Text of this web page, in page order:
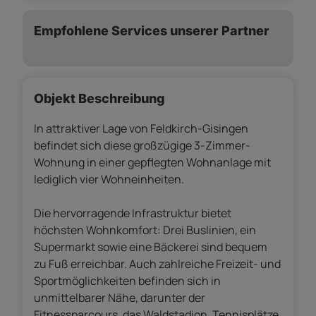
Empfohlene Services unserer Partner
Objekt Beschreibung
In attraktiver Lage von Feldkirch-Gisingen
befindet sich diese großzügige 3-Zimmer-
Wohnung in einer gepflegten Wohnanlage mit
lediglich vier Wohneinheiten.
Die hervorragende Infrastruktur bietet
höchsten Wohnkomfort: Drei Buslinien, ein
Supermarkt sowie eine Bäckerei sind bequem
zu Fuß erreichbar. Auch zahlreiche Freizeit- und
Sportmöglichkeiten befinden sich in
unmittelbarer Nähe, darunter der